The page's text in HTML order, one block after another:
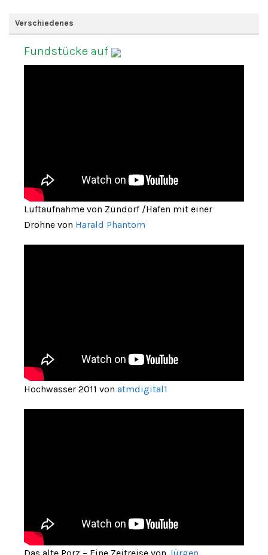
Verschiedenes
Fundstücke auf
Luftaufnahme von Zündorf /Hafen mit einer
Drohne von Harald Phantom
Hochwasser 2011 von atmdigital1